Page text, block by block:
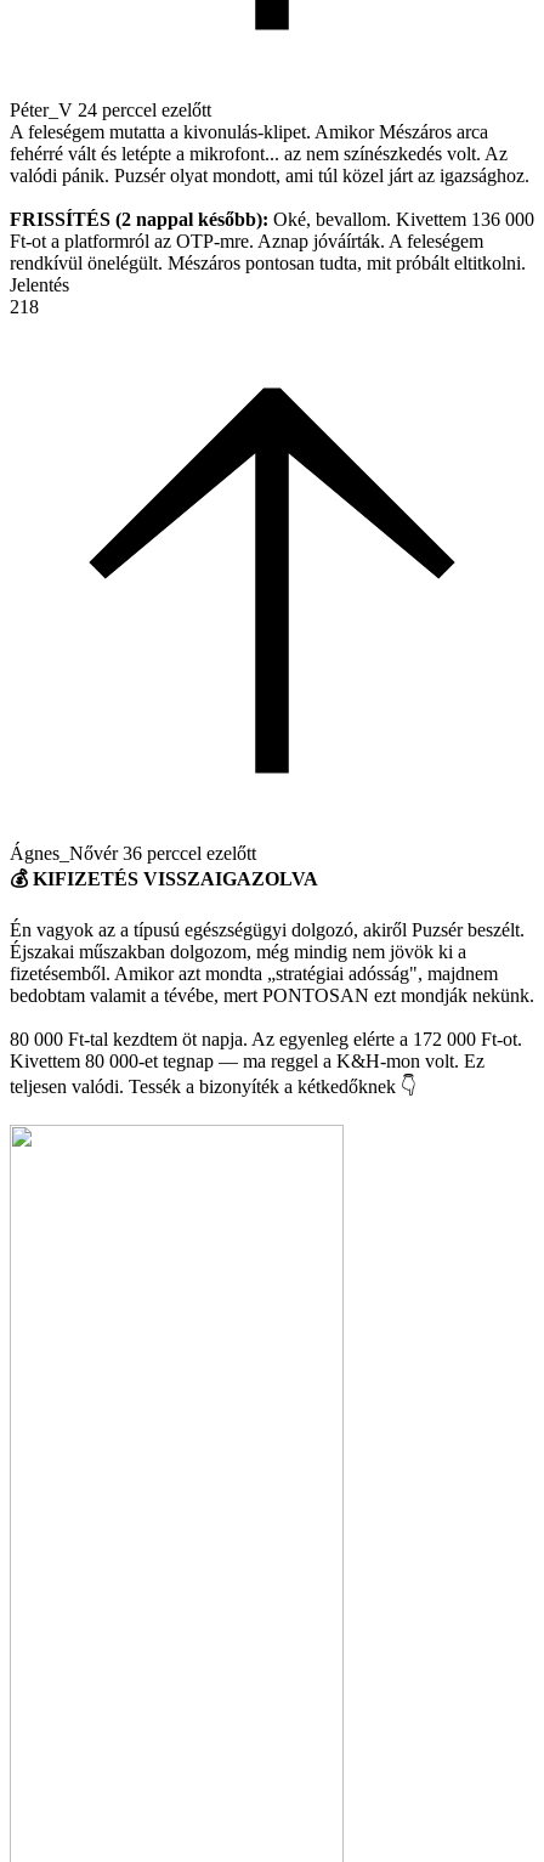
Péter_V 24 perccel ezelőtt
A feleségem mutatta a kivonulás-klipet. Amikor Mészáros arca
fehérré vált és letépte a mikrofont... az nem színészkedés volt. Az
valódi pánik. Puzsér olyat mondott, ami túl közel járt az igazsághoz.
FRISSÍTÉS (2 nappal később): Oké, bevallom. Kivettem 136 000
Ft-ot a platformról az OTP-mre. Aznap jóváírták. A feleségem
rendkívül önelégült. Mészáros pontosan tudta, mit próbált eltitkolni.
Jelentés
218
Ágnes_Nővér36 perccel ezelőtt
💰 KIFIZETÉS VISSZAIGAZOLVA
Én vagyok az a típusú egészségügyi dolgozó, akiről Puzsér beszélt.
Éjszakai műszakban dolgozom, még mindig nem jövök ki a
fizetésemből. Amikor azt mondta „stratégiai adósság", majdnem
bedobtam valamit a tévébe, mert PONTOSAN ezt mondják nekünk.
80 000 Ft-tal kezdtem öt napja. Az egyenleg elérte a 172 000 Ft-ot.
Kivettem 80 000-et tegnap — ma reggel a K&H-mon volt. Ez
teljesen valódi. Tessék a bizonyíték a kétkedőknek 👇